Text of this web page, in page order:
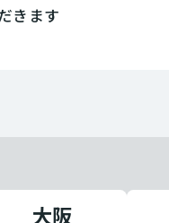
きます
大阪